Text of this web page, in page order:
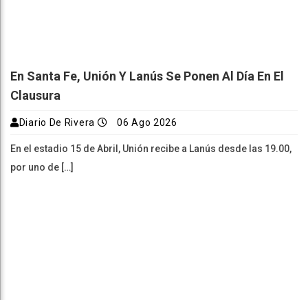
En Santa Fe, Unión Y Lanús Se Ponen Al Día En El
Clausura
Diario De Rivera 06 Ago 2026
En el estadio 15 de Abril, Unión recibe a Lanús desde las 19.00,
por uno de […]